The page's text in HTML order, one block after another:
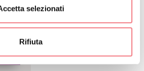
selezionati
Rifiuta
e della pianura